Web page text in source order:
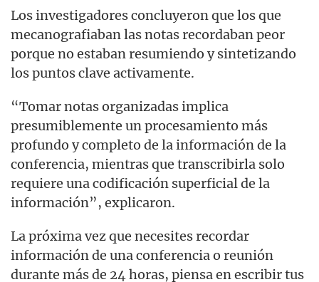
Los investigadores concluyeron que los que
mecanografiaban las notas recordaban peor
porque no estaban resumiendo y sintetizando
los puntos clave activamente.
“Tomar notas organizadas implica
presumiblemente un procesamiento más
profundo y completo de la información de la
conferencia, mientras que transcribirla solo
requiere una codificación superficial de la
información”, explicaron.
La próxima vez que necesites recordar
información de una conferencia o reunión
durante más de 24 horas, piensa en escribir tus